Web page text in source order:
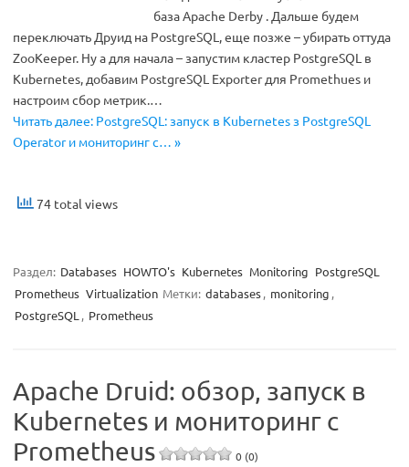
база Apache Derby . Дальше будем
переключать Друид на PostgreSQL, еще позже – убирать оттуда
ZooKeeper. Ну а для начала – запустим кластер PostgreSQL в
Kubernetes, добавим PostgreSQL Exporter для Promethues и
настроим сбор метрик.…
Читать далее: PostgreSQL: запуск в Kubernetes з PostgreSQL
Operator и мониторинг с… »
74 total views
Раздел: Databases HOWTO's Kubernetes Monitoring PostgreSQL
Prometheus Virtualization Метки: databases, monitoring ,
PostgreSQL , Prometheus
Apache Druid: обзор, запуск в
Kubernetes и мониторинг с
Prometheus
0 (0)